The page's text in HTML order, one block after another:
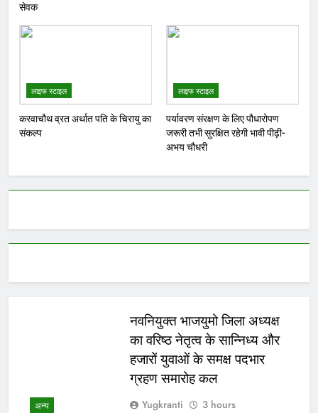
सेवक
लाइफ स्टाइल
करवाचौथ व्रत अर्थात पति के चिरायु का
संकल्प
लाइफ स्टाइल
पर्यावरण संरक्षण के लिए पौधारोपण
जरूरी तभी सुरक्षित रहेगी भावी पीढ़ी-
अभय चौधरी
अन्य
नवनियुक्त भाजयुमो जिला अध्यक्ष
का वरिष्ठ नेतृत्व के सान्निध्य और
हजारों युवाओं के समक्ष पदभार
ग्रहण समारोह कल
Yugkranti
3 hours